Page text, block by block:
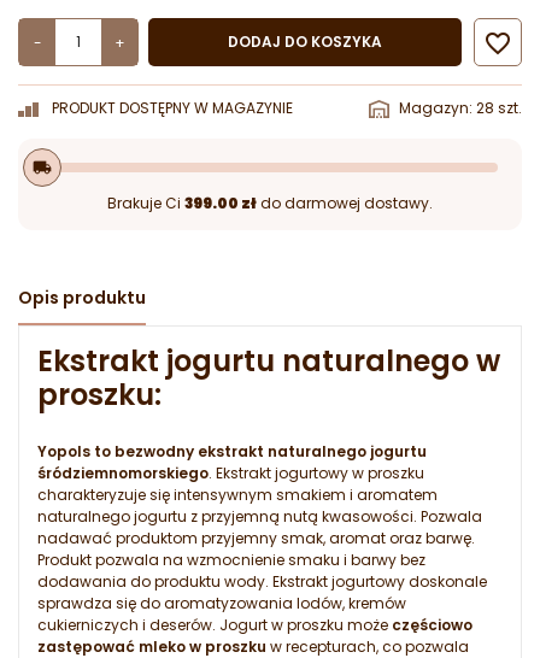
- + DODAJ DO KOSZYKA 
PRODUKT DOSTĘPNY W MAGAZYNIE Magazyn: 28 szt.
local_shipping
Brakuje Ci 399.00 złdo darmowej dostawy.
Opis produktu
Ekstrakt jogurtu naturalnego w
proszku:
Yopols to bezwodny ekstrakt naturalnego jogurtu
śródziemnomorskiego. Ekstrakt jogurtowy w proszku
charakteryzuje się intensywnym smakiem i aromatem
naturalnego jogurtu z przyjemną nutą kwasowości. Pozwala
nadawać produktom przyjemny smak, aromat oraz barwę.
Produkt pozwala na wzmocnienie smaku i barwy bez
dodawania do produktu wody. Ekstrakt jogurtowy doskonale
sprawdza się do aromatyzowania lodów, kremów
cukierniczych i deserów. Jogurt w proszku może częściowo
zastępować mleko w proszku w recepturach, co pozwala